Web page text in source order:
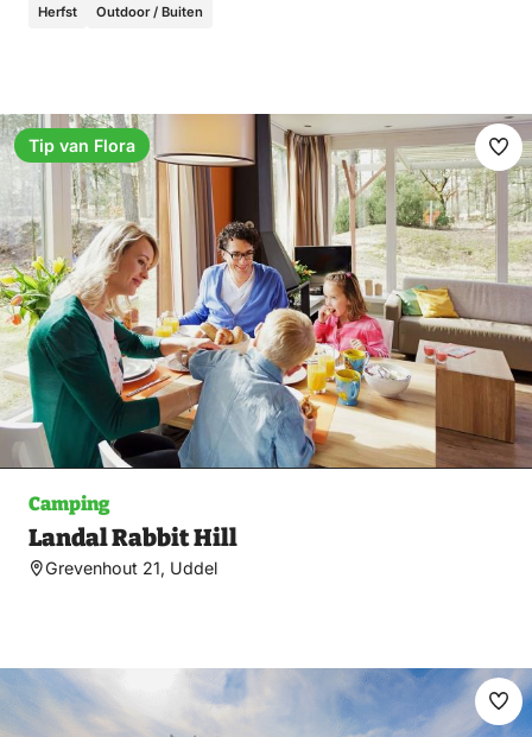
Herfst Outdoor / Buiten
Camping
Landal Rabbit Hill
Grevenhout 21, Uddel
Tip van Flora